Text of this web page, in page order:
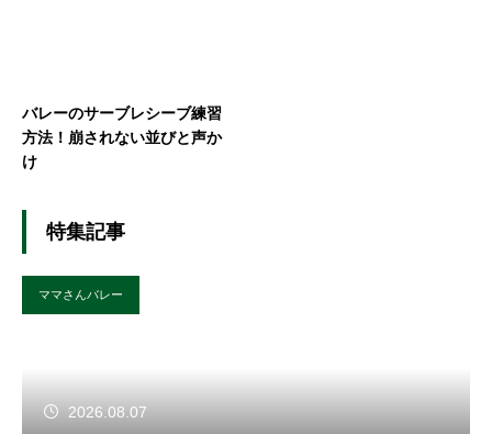
バレーのサーブレシーブ練習
方法！崩されない並びと声か
け
特集記事
ママさんバレー
2026.08.07